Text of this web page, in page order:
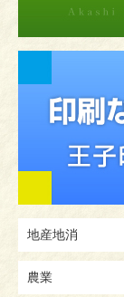
地産地消
農業